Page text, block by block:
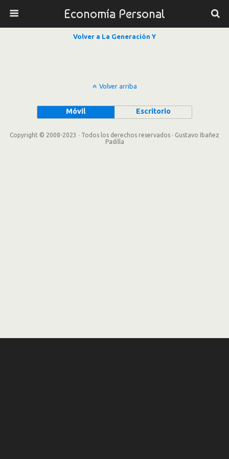
Economía Personal
Volver a La Generación Y
Volver arriba
Móvil Escritorio
Copyright © 2008-2023 · Todos los derechos reservados · Gustavo Ibañez
Padilla